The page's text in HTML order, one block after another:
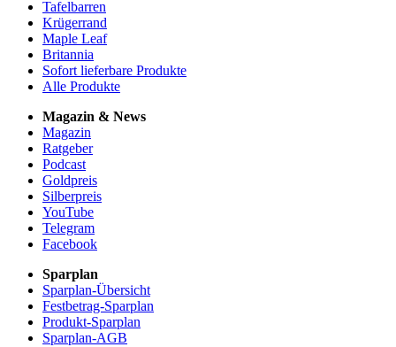
Tafelbarren
Krügerrand
Maple Leaf
Britannia
Sofort lieferbare Produkte
Alle Produkte
Magazin & News
Magazin
Ratgeber
Podcast
Goldpreis
Silberpreis
YouTube
Telegram
Facebook
Sparplan
Sparplan-Übersicht
Festbetrag-Sparplan
Produkt-Sparplan
Sparplan-AGB